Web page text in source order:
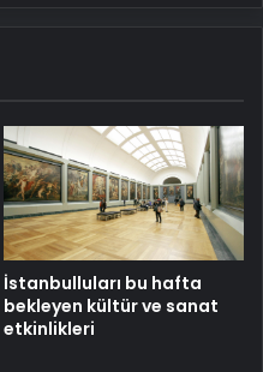
İstanbulluları bu hafta
bekleyen kültür ve sanat
etkinlikleri